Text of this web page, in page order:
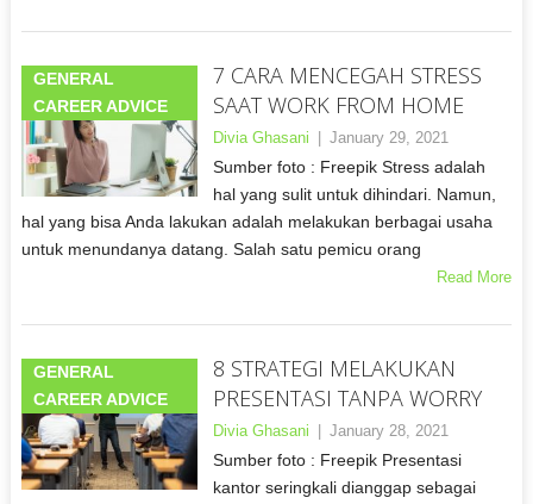
GENERAL
CAREER ADVICE
7 CARA MENCEGAH STRESS
SAAT WORK FROM HOME
Divia Ghasani January 29, 2021
Sumber foto : Freepik Stress adalah
hal yang sulit untuk dihindari. Namun,
hal yang bisa Anda lakukan adalah melakukan berbagai usaha
untuk menundanya datang. Salah satu pemicu orang
Read More
GENERAL
CAREER ADVICE
8 STRATEGI MELAKUKAN
PRESENTASI TANPA WORRY
Divia Ghasani January 28, 2021
Sumber foto : Freepik Presentasi
kantor seringkali dianggap sebagai